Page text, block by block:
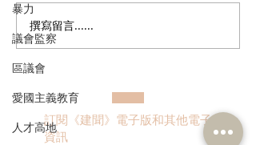
暴力
議會監察
區議會
愛國主義教育
人才高地
多了解、規律生活、保持
社交，有助改善「長新
冠」患者負面情緒
撰寫留言......
訂閱《建聞》電子版和其他電子
資訊